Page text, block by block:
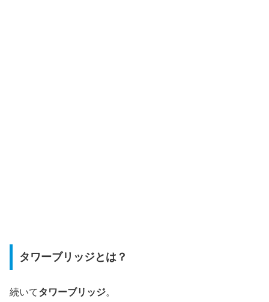
タワーブリッジとは？
続いてタワーブリッジ。